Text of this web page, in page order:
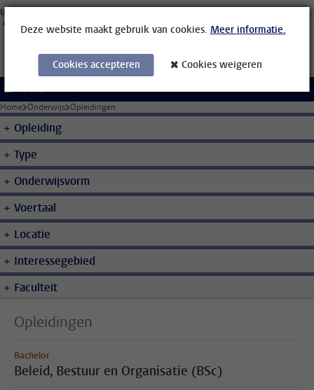
Universiteit Leiden
Menu
Home Onderwijs Opleidingen
Opleiding
Type
Onderwijsvorm
Voertaal
Locatie
Interessegebied
Faculteit
Opleidingen
Bachelor
Beleid, Bestuur en Organisatie (BSc)
Deze website maakt gebruik van cookies. Meer informatie.
Cookies accepteren Cookies weigeren